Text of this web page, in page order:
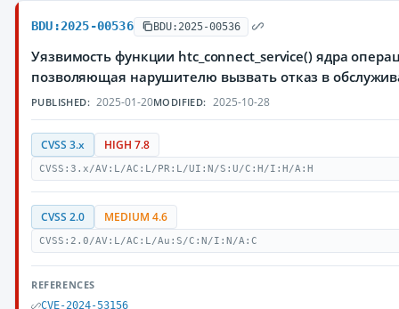
BDU:2025-00536 BDU:2025-00536
Уязвимость функции htc_connect_service() ядра
позволяющая нарушителю вызвать отказ в
PUBLISHED: 2025-01-20MODIFIED: 2025-10-28
CVSS 3.x HIGH 7.8
CVSS:3.x/AV:L/AC:L/PR:L/UI:N/S:U/C:H/I:H/A:H
CVSS 2.0 MEDIUM 4.6
CVSS:2.0/AV:L/AC:L/Au:S/C:N/I:N/A:C
REFERENCES
CVE-2024-53156